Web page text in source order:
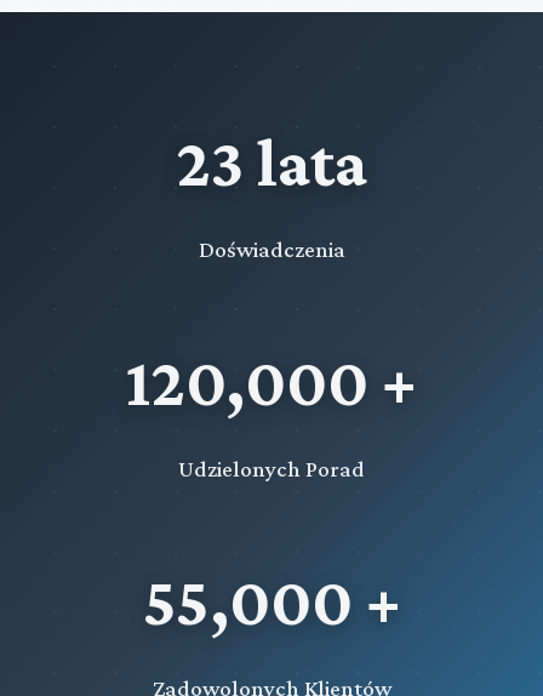
23 lata
Doświadczenia
120,000 +
Udzielonych Porad
55,000 +
Zadowolonych Klientów